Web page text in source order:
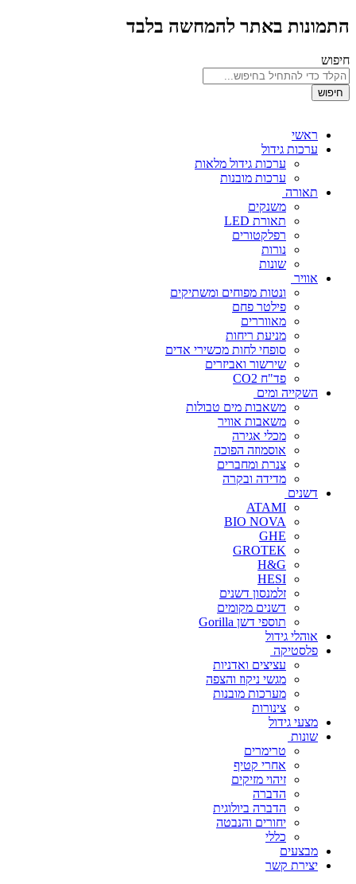
התמונות באתר להמחשה בלבד
חיפוש
חיפוש
ראשי
ערכות גידול
ערכות גידול מלאות
ערכות מובנות
תאורה
משנקים
תאורת LED
רפלקטורים
נורות
שונות
אוויר
ונטות מפוחים ומשתיקים
פילטר פחם
מאווררים
מניעת ריחות
סופחי לחות מכשירי אדים
שירשור ואביזרים
פד"ח CO2
השקייה ומים
משאבות מים טבולות
משאבות אוויר
מכלי אגירה
אוסמוזה הפוכה
צנרת ומחברים
מדידה ובקרה
דשנים
ATAMI
BIO NOVA
GHE
GROTEK
H&G
HESI
זלמנסון דשנים
דשנים מקומים
תוספי דשן Gorilla
אוהלי גידול
פלסטיקה
עציצים ואדניות
מגשי ניקוז והצפה
מערכות מובנות
צינורות
מצעי גידול
שונות
טרימרים
אחרי קטיף
זיהוי מזיקים
הדברה
הדברה ביולוגית
יחורים והנבטה
כללי
מבצעים
יצירת קשר